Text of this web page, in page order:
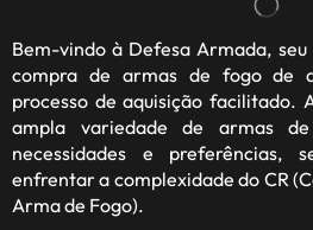
Bem-vindo à Defesa Armada,
compra de armas de fogo de
processo de aquisição facilitado.
ampla variedade de armas
necessidades e preferências,
enfrentar a complexidade do CR
Arma de Fogo).